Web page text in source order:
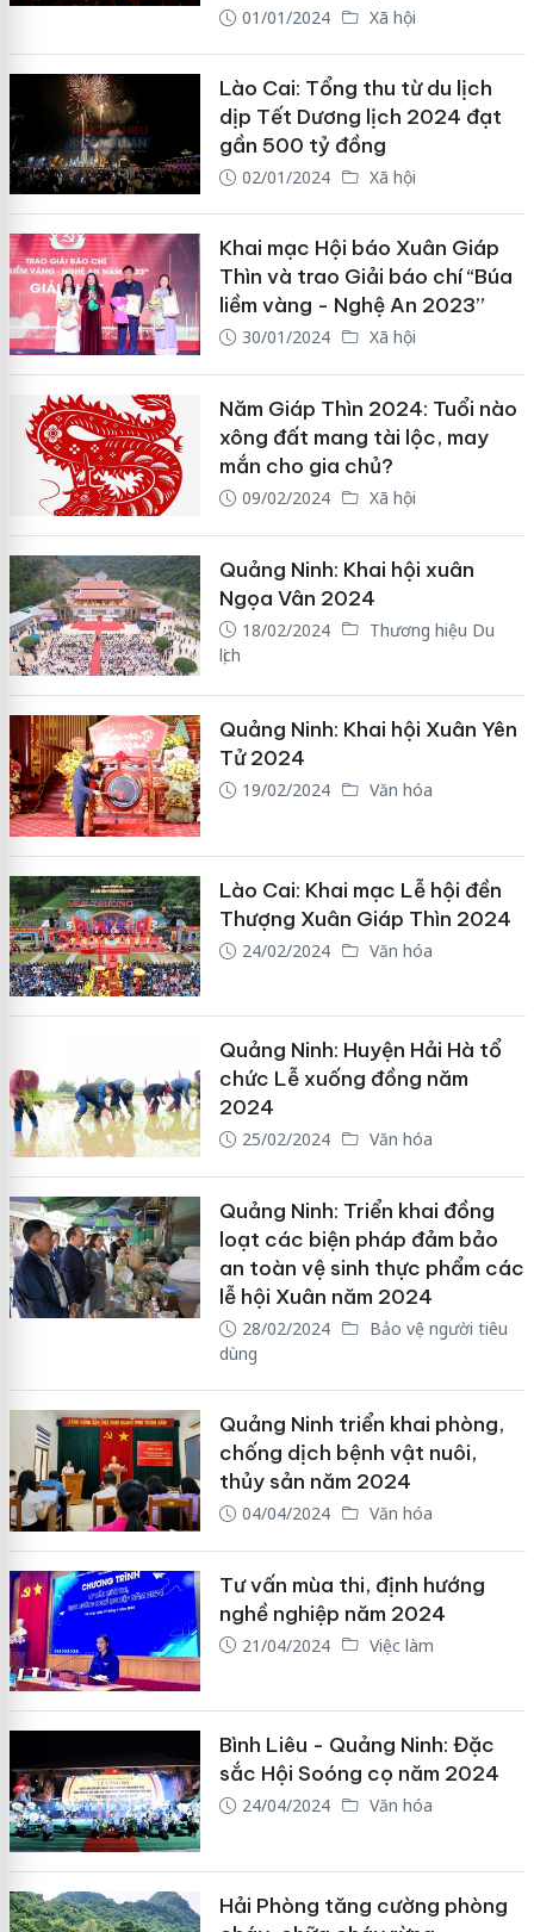
01/01/2024 Xã hội
Lào Cai: Tổng thu từ du lịch
dịp Tết Dương lịch 2024 đạt
gần 500 tỷ đồng
02/01/2024 Xã hội
Khai mạc Hội báo Xuân Giáp
Thìn và trao Giải báo chí “Búa
liềm vàng - Nghệ An 2023”
30/01/2024 Xã hội
Năm Giáp Thìn 2024: Tuổi nào
xông đất mang tài lộc, may
mắn cho gia chủ?
09/02/2024 Xã hội
Quảng Ninh: Khai hội xuân
Ngọa Vân 2024
18/02/2024
Thương hiệu Du
lịch
Quảng Ninh: Khai hội Xuân Yên
Tử 2024
19/02/2024 Văn hóa
Lào Cai: Khai mạc Lễ hội đền
Thượng Xuân Giáp Thìn 2024
24/02/2024 Văn hóa
Quảng Ninh: Huyện Hải Hà tổ
chức Lễ xuống đồng năm
2024
25/02/2024 Văn hóa
Quảng Ninh: Triển khai đồng
loạt các biện pháp đảm bảo
an toàn vệ sinh thực phẩm các
lễ hội Xuân năm 2024
28/02/2024
Bảo vệ người tiêu
dùng
Quảng Ninh triển khai phòng,
chống dịch bệnh vật nuôi,
thủy sản năm 2024
04/04/2024 Văn hóa
Tư vấn mùa thi, định hướng
nghề nghiệp năm 2024
21/04/2024 Việc làm
Bình Liêu - Quảng Ninh: Đặc
sắc Hội Soóng cọ năm 2024
24/04/2024 Văn hóa
Hải Phòng tăng cường phòng